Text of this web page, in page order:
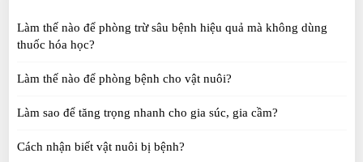
Thỏ kiểng chế độ ăn theo từng tháng tuổi
Gà cẩm thạch giúp giảm côn trùng trong vườn như
SAT 07, 2026
Làm thế nào để phòng trừ sâu bệnh hiệu quả mà không dùng
thuốc hóa học?
Làm thế nào để phòng bệnh cho vật nuôi?
Làm sao để tăng trọng nhanh cho gia súc, gia cầm?
Cách nhận biết vật nuôi bị bệnh?